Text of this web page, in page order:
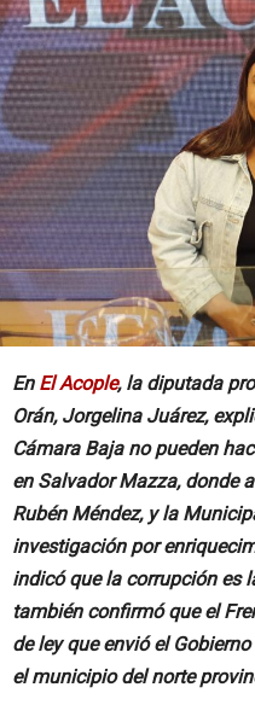
En El Acople, la diputada
Orán, Jorgelina Juárez,
Cámara Baja no pueden
en Salvador Mazza, donde
Rubén Méndez, y la
investigación por
indicó que la corrupción es
también confirmó que el
de ley que envió el
el municipio del norte